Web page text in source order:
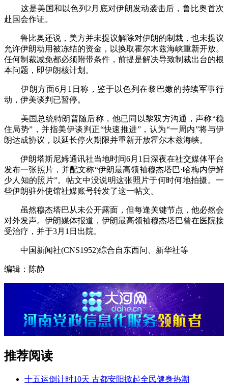
这是美国和以色列2月底对伊朗发动袭击后，鲁比奥首次
赴国会作证。
鲁比奥还说，美方并未提议解除对伊朗的制裁，也未提议
允许伊朗动用被冻结的资金，以换取霍尔木兹海峡重新开放。
任何制裁减免都必须附带条件，前提是解决导致制裁出台的根
本问题，即伊朗核计划。
伊朗方面6月1日称，鉴于以色列在黎巴嫩的持续军事行
动，伊美谈判已暂停。
美国总统特朗普随后称，他已同以黎双方沟通，声称“稳
住局势”，并指美伊谈判正“快速推进”，认为“一周内”将与伊
朗达成协议，以延长停火期限并重新开放霍尔木兹海峡。
伊朗塔斯尼姆通讯社当地时间6月1日深夜在社交媒体平台
发布一张照片，并配文称“伊朗最高领袖穆杰塔巴·哈梅内伊鲜
少人知的照片”。帖文中没说明这张照片于何时何地拍摄。一
些伊朗驻外使馆社媒账号转发了这一帖文。
虽然穆杰塔巴从未公开露面，但每逢关键节点，他必然会
对外发声。伊朗媒体报道，伊朗最高领袖穆杰塔巴曾在医院接
受治疗，并于3月1日出院。
中国新闻社(CNS1952)综合自东西问、新华社等
编辑：陈静
推荐阅读
十五运倒计时10天 古都安阳掀起全民健身热潮